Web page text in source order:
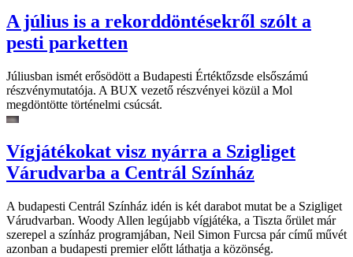
A július is a rekorddöntésekről szólt a
pesti parketten
Júliusban ismét erősödött a Budapesti Értéktőzsde elsőszámú
részvénymutatója. A BUX vezető részvényei közül a Mol
megdöntötte történelmi csúcsát.
Vígjátékokat visz nyárra a Szigliget
Várudvarba a Centrál Színház
A budapesti Centrál Színház idén is két darabot mutat be a Szigliget
Várudvarban. Woody Allen legújabb vígjátéka, a Tiszta őrület már
szerepel a színház programjában, Neil Simon Furcsa pár című művét
azonban a budapesti premier előtt láthatja a közönség.